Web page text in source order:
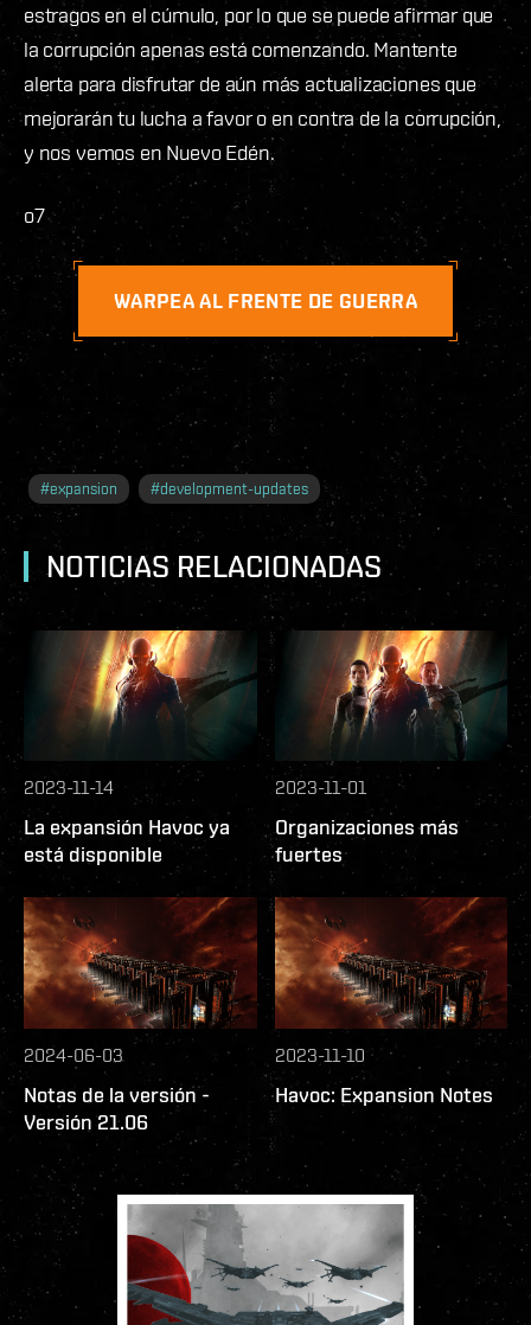
estragos en el cúmulo, por lo que se puede afirmar que
la corrupción apenas está comenzando. Mantente
alerta para disfrutar de aún más actualizaciones que
mejorarán tu lucha a favor o en contra de la corrupción,
y nos vemos en Nuevo Edén.
o7
WARPEA AL FRENTE DE GUERRA
#expansion #development-updates
NOTICIAS RELACIONADAS
2023-11-14
La expansión Havoc ya
está disponible
2023-11-01
Organizaciones más
fuertes
2024-06-03
Notas de la versión -
Versión 21.06
2023-11-10
Havoc: Expansion Notes